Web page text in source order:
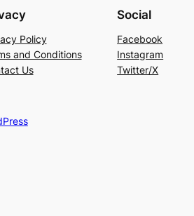
Policy
and Conditions
Us
Social
Facebook
Instagram
Twitter/X